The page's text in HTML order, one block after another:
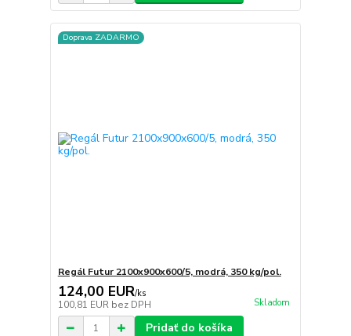
Doprava ZADARMO
Regál Futur 2100x900x600/5, modrá, 350 kg/pol.
124,00 EUR/ks
100,81 EUR bez DPH Skladom
Pridať do košíka